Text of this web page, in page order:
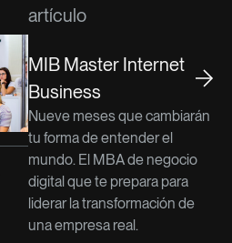
artículo
MIB Master Internet
Business
Nueve meses que cambiarán
tu forma de entender el
mundo. El MBA de negocio
digital que te prepara para
liderar la transformación de
una empresa real.